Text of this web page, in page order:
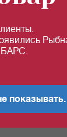
БАРС.
показывать.